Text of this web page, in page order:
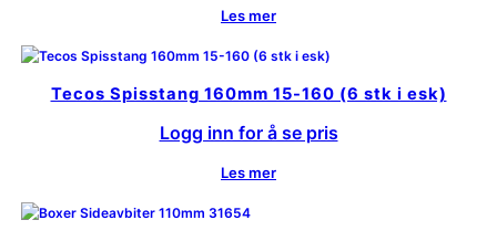
Les mer
Tecos Spisstang 160mm 15-160 (6 stk i esk)
Logg inn for å se pris
Les mer